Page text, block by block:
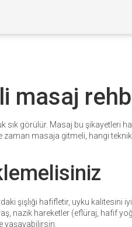
masaj
sık görülür. Masaj bu şikayetleri
zaman masaja gitmeli, hangi
şişliği hafifletir, uyku kalitesini
nazik hareketler (eflüraj, hafif
yaşayabilirsin.